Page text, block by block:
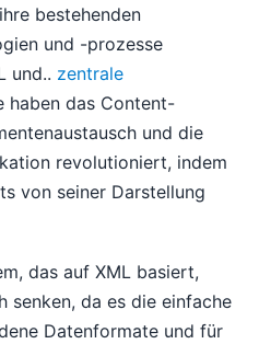
bestehenden
und -prozesse
und.. zentrale
haben das Content-
und die
revolutioniert, indem
von seiner Darstellung
das auf XML basiert,
senken, da es die einfache
Datenformate und für